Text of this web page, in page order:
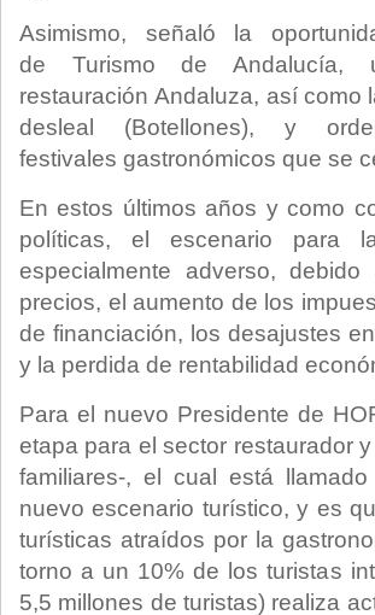
Asimismo, señaló la
de Turismo de
restauración Andaluza, así como
desleal (Botellones), y
festivales gastronómicos que se
En estos últimos años y como
políticas, el escenario para
especialmente adverso,
precios, el aumento de los
de financiación, los desajustes
y la perdida de rentabilidad
Para el nuevo Presidente de
etapa para el sector restaurador
familiares-, el cual está
nuevo escenario turístico, y es
turísticas atraídos por la
torno a un 10% de los turistas
5,5 millones de turistas) realiza